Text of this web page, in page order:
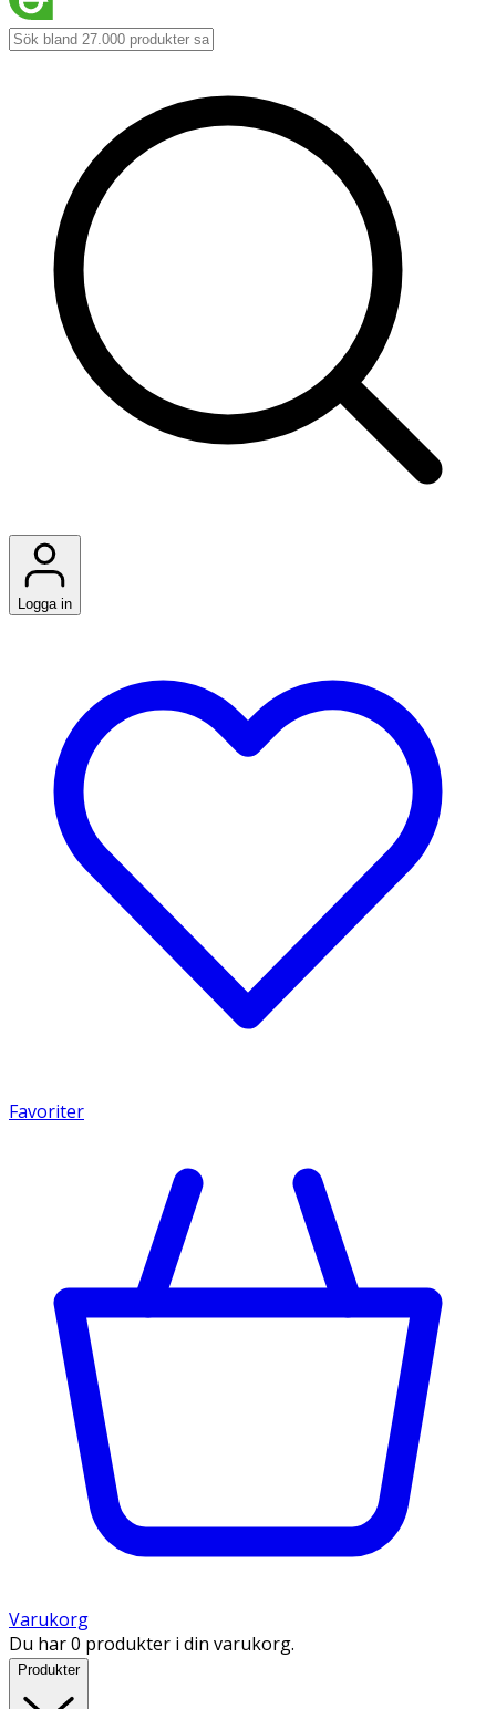
Logga in
Favoriter
Varukorg
Du har 0 produkter i din varukorg.
Produkter